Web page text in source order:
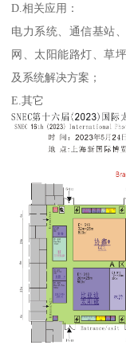
D.相关应用：
电力系统、通信基站
网、太阳能路灯、草
及系统解决方案；
E.其它